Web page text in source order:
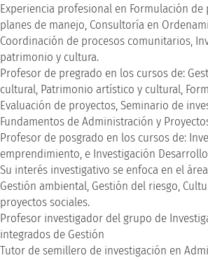
Experiencia profesional en Formulación
planes de manejo, Consultoría en
Coordinación de procesos comunitarios,
patrimonio y cultura.
Profesor de pregrado en los cursos de:
cultural, Patrimonio artístico y cultural,
Evaluación de proyectos, Seminario de
Fundamentos de Administración y
Profesor de posgrado en los cursos de:
emprendimiento, e Investigación
Su interés investigativo se enfoca en el
Gestión ambiental, Gestión del riesgo,
proyectos sociales.
Profesor investigador del grupo de
integrados de Gestión
Tutor de semillero de investigación en